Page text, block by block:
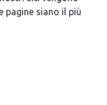
pagine siano il più